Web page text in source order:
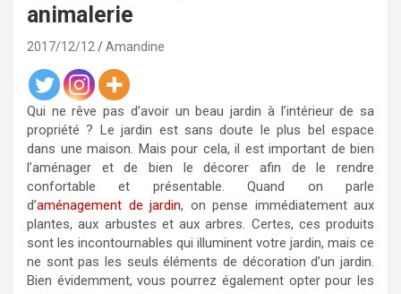
animalerie
2017/12/12 Amandine
Qui ne rêve pas d’avoir un beau jardin à l’intérieur de sa
propriété ? Le jardin est sans doute le plus bel espace
dans une maison. Mais pour cela, il est important de bien
l’aménager et de bien le décorer afin de le rendre
confortable et présentable. Quand on parle
d’aménagement de jardin, on pense immédiatement aux
plantes, aux arbustes et aux arbres. Certes, ces produits
sont les incontournables qui illuminent votre jardin, mais ce
ne sont pas les seuls éléments de décoration d’un jardin.
Bien évidemment, vous pourrez également opter pour les